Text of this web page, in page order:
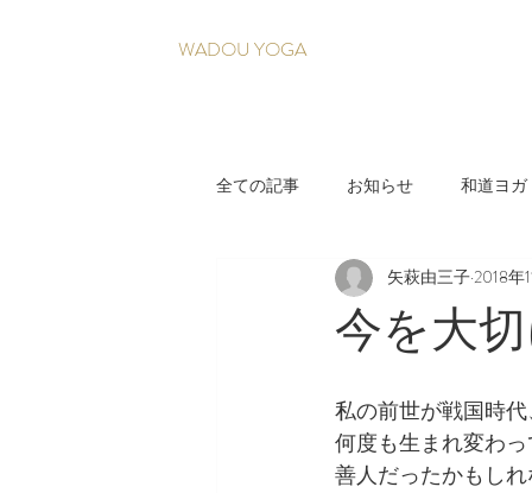
WADOU YOGA
全ての記事 お知らせ 和道ヨガ
疲れづらい身体を育てる養生法
今を大
矢萩由三子 2018年
私の前世が戦国時
何度も生まれ変わ
善人だったかもし